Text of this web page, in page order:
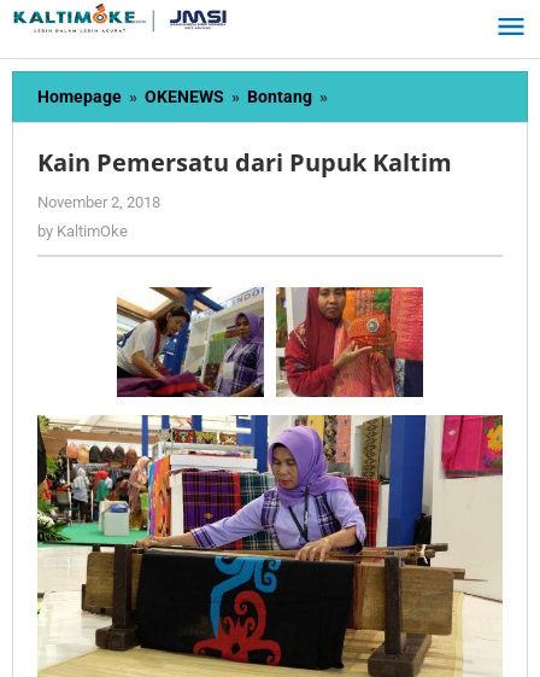
Skip
content
Homepage » OKENEWS » Bontang »
Pemersatu
Pupuk
Kain Pemersatu dari Pupuk Kaltim
November 2, 2018
by KaltimOke